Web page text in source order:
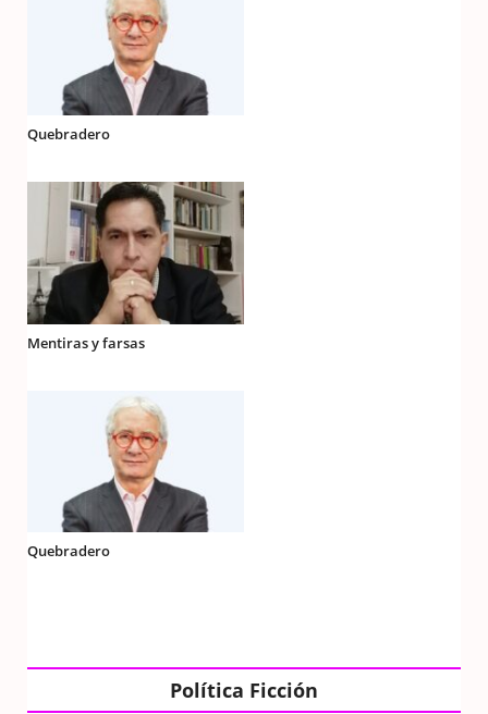
Quebradero
Mentiras y farsas
Quebradero
Política Ficción